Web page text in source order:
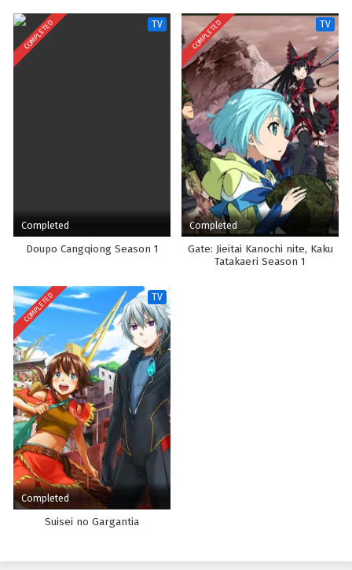
COMPLETED TV
Completed
Doupo Cangqiong Season 1
COMPLETED TV
Completed
Gate: Jieitai Kanochi nite, Kaku
Tatakaeri Season 1
COMPLETED TV
Completed
Suisei no Gargantia